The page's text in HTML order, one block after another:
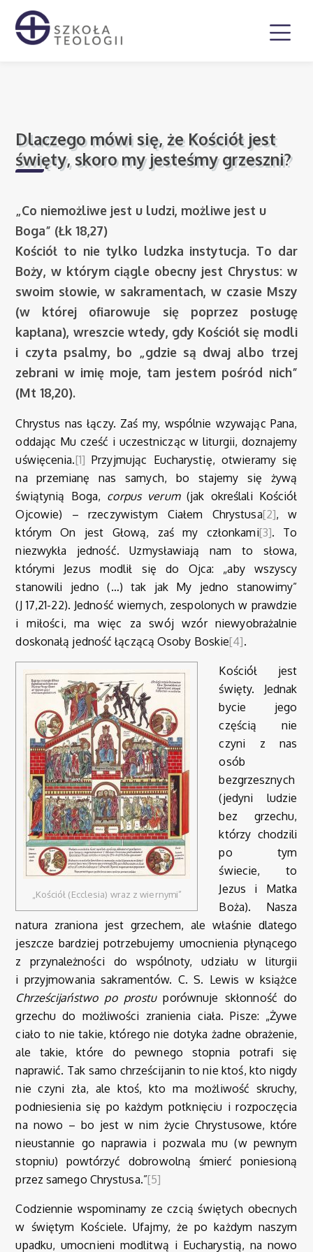
Dlaczego mówi się, że Kościół jest
święty, skoro my jesteśmy grzeszni?
„Co niemożliwe jest u ludzi, możliwe jest u
Boga” (Łk 18,27)
Kościół to nie tylko ludzka instytucja. To dar
Boży, w którym ciągle obecny jest Chrystus: w
swoim słowie, w sakramentach, w czasie Mszy
(w której ofiarowuje się poprzez posługę
kapłana), wreszcie wtedy, gdy Kościół się modli
i czyta psalmy, bo „gdzie są dwaj albo trzej
zebrani w imię moje, tam jestem pośród nich”
(Mt 18,20).
Chrystus nas łączy. Zaś my, wspólnie wzywając Pana,
oddając Mu cześć i uczestnicząc w liturgii, doznajemy
uświęcenia.[1] Przyjmując Eucharystię, otwieramy się
na przemianę nas samych, bo stajemy się żywą
świątynią Boga, corpus verum(jak określali Kościół
Ojcowie) – rzeczywistym Ciałem Chrystusa[2], w
którym On jest Głową, zaś my członkami[3]. To
niezwykła jedność. Uzmysławiają nam to słowa,
którymi Jezus modlił się do Ojca: „aby wszyscy
stanowili jedno (…) tak jak My jedno stanowimy”
(J 17,21-22). Jedność wiernych, zespolonych w prawdzie
i miłości, ma więc za swój wzór niewyobrażalnie
doskonałą jedność łączącą Osoby Boskie[4].
„Kościół (Ecclesia) wraz z wiernymi”
Kościół jest
święty. Jednak
bycie jego
częścią nie
czyni z nas
osób
bezgrzesznych
(jedyni ludzie
bez grzechu,
którzy chodzili
po tym
świecie, to
Jezus i Matka
Boża). Nasza
natura zraniona jest grzechem, ale właśnie dlatego
jeszcze bardziej potrzebujemy umocnienia płynącego
z przynależności do wspólnoty, udziału w liturgii
i przyjmowania sakramentów. C. S. Lewis w książce
Chrześcijaństwo po prostuporównuje skłonność do
grzechu do możliwości zranienia ciała. Pisze: „Żywe
ciało to nie takie, którego nie dotyka żadne obrażenie,
ale takie, które do pewnego stopnia potrafi się
naprawić. Tak samo chrześcijanin to nie ktoś, kto nigdy
nie czyni zła, ale ktoś, kto ma możliwość skruchy,
podniesienia się po każdym potknięciu i rozpoczęcia
na nowo – bo jest w nim życie Chrystusowe, które
nieustannie go naprawia i pozwala mu (w pewnym
stopniu) powtórzyć dobrowolną śmierć poniesioną
przez samego Chrystusa.”[5]
Codziennie wspominamy ze czcią świętych obecnych
w świętym Kościele. Ufajmy, że po każdym naszym
upadku, umocnieni modlitwą i Eucharystią, na nowo